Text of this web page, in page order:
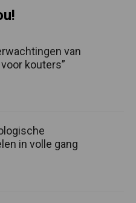
van
kouters”
in volle gang